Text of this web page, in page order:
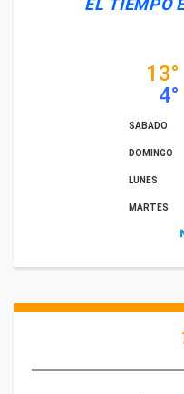
EL TIEMPO